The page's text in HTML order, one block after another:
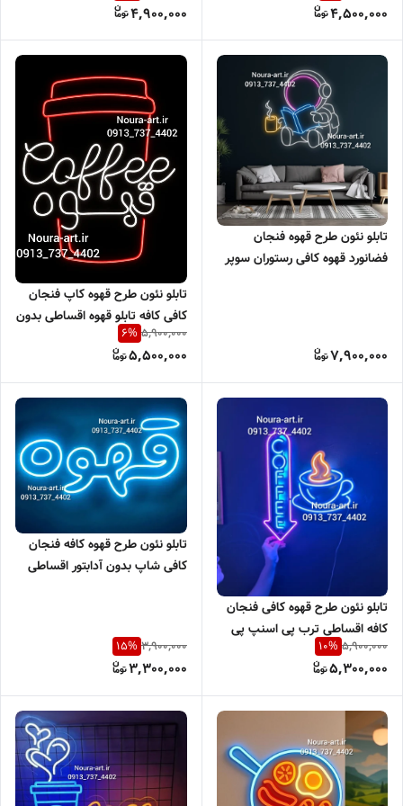
4,500,000
4,900,000
تابلو نئون طرح قهوه فنجان
فضانورد قهوه کافی رستوران سوپر
7,900,000
تابلو نئون طرح قهوه کاپ فنجان
کافی کافه تابلو قهوه اقساطی بدون
آدابتور
5,900,000
6%
5,500,000
تابلو نئون طرح قهوه کافی فنجان
کافه اقساطی ترب پی اسنپ پی
5,900,000
10%
5,300,000
تابلو نئون طرح قهوه کافه فنجان
کافی شاپ بدون آدابتور اقساطی
3,900,000
15%
3,300,000